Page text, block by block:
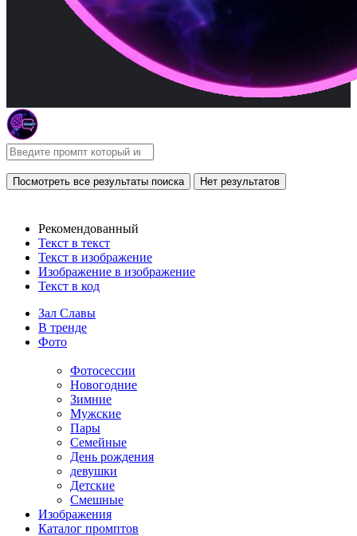
Посмотреть все результаты поиска Нет результатов
Рекомендованный
Текст в текст
Текст в изображение
Изображение в изображение
Текст в код
Зал Славы
В тренде
Фото
Фотосессии
Новогодние
Зимние
Мужские
Пары
Семейные
День рождения
девушки
Детские
Смешные
Изображения
Каталог промптов